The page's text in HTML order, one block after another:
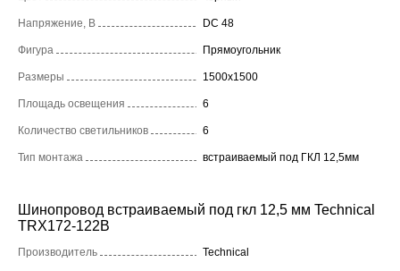
Напряжение, В DC 48
Фигура Прямоугольник
Размеры 1500x1500
Площадь освещения 6
Количество светильников 6
Тип монтажа встраиваемый под ГКЛ 12,5мм
Шинопровод встраиваемый под гкл 12,5 мм Technical
TRX172-122B
Производитель Technical